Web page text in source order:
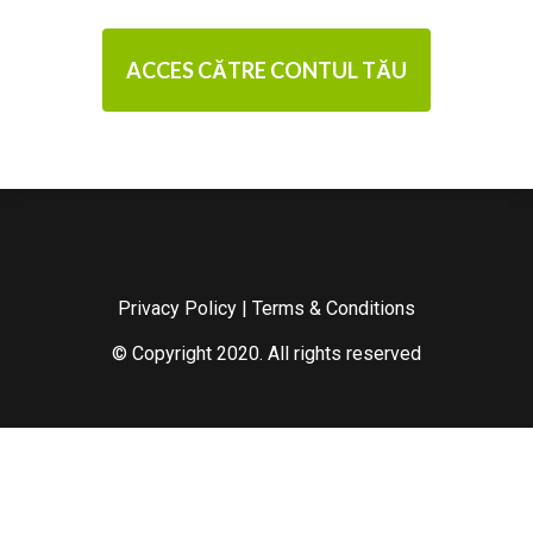
ACCES CĂTRE CONTUL TĂU
Privacy Policy | Terms & Conditions
© Copyright 2020. All rights reserved